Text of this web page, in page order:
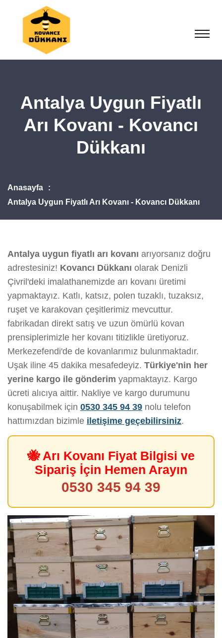
Antalya Uygun Fiyatlı
Arı Kovanı - Kovancı
Dükkanı
Anasayfa
Antalya Uygun Fiyatlı Arı Kovanı - Kovancı Dükkanı
Antalya uygun fiyatlı arı kovanı arıyorsanız doğru
adrestesiniz! Kovancı Dükkanı olarak Denizli
Çivril'deki imalathanemizde arı kovanı üretimi
yapmaktayız. Katlı, katsız, polen tuzaklı, tuzaksız,
ruşet ve karakovan çeşitlerimiz mevcuttur.
fabrikadan direkt satış ve uzun ömürlü kovan
prensiplerimizle her kovanı titizlikle üretiyoruz.
Merkezefendi'de de kovanlarımız bulunmaktadır.
Uşak iline 45 dakika mesafedeyiz. Türkiye'nin her
yerine kargo ile gönderim yapmaktayız. Kargo
ücreti alıcıya aittir. Nakliye ve kargo durumunu
konuşabilmek için 0530 345 94 39 nolu telefon
hattımızdan bizimle iletişime geçebilirsiniz.
🐝 Arı Kovanı Fiyat Bilgisi ve
Sipariş İçin Hemen Arayın
0530 345 94 39